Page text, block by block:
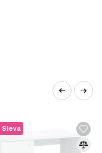
Sleva